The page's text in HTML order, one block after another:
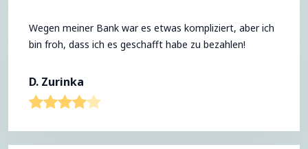
Wegen meiner Bank war es etwas kompliziert, aber ich
bin froh, dass ich es geschafft habe zu bezahlen!
D. Zurinka